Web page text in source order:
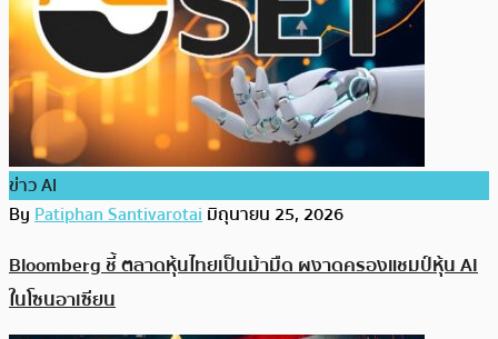
ข่าว AI
ByPatiphan Santivarotaiมิถุนายน 25, 2026
Bloomberg ชี้ ตลาดหุ้นไทยเป็นม้ามืด ผงาดครองแชมป์หุ้น AI
ในโซนอาเซียน